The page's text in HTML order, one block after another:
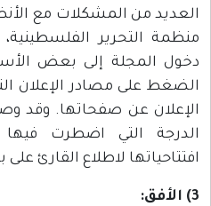
العديد من المشكلات مع
منظمة التحرير
دخول المجلة إلى بعض
الضغط على مصادر الإعلان
الإعلان عن صفحاتها. وقد
الدرجة التي اضطرت
افتتاحياتها لاطلاع القارئ
3) الأفق: